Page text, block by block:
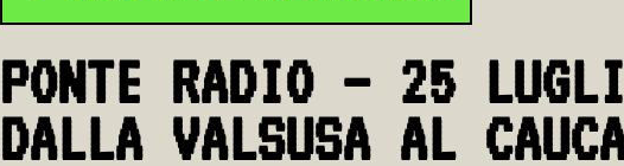
PONTE RADIO – 25
DALLA VALSUSA AL